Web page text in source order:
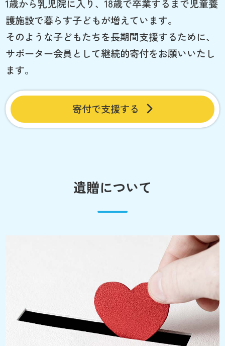
1歳から乳児院に入り、18歳で卒業するまで児童養
護施設で暮らす子どもが増えています。
そのような子どもたちを長期間支援するために、
サポーター会員として継続的寄付をお願いいたし
ます。
寄付で支援する
遺贈について